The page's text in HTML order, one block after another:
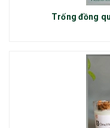
Trống đồng